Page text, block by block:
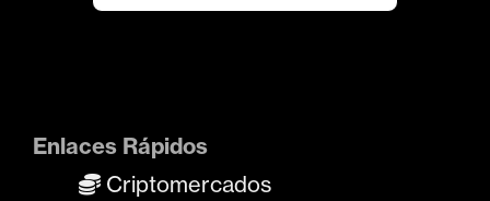
Enlaces Rápidos
Criptomercados